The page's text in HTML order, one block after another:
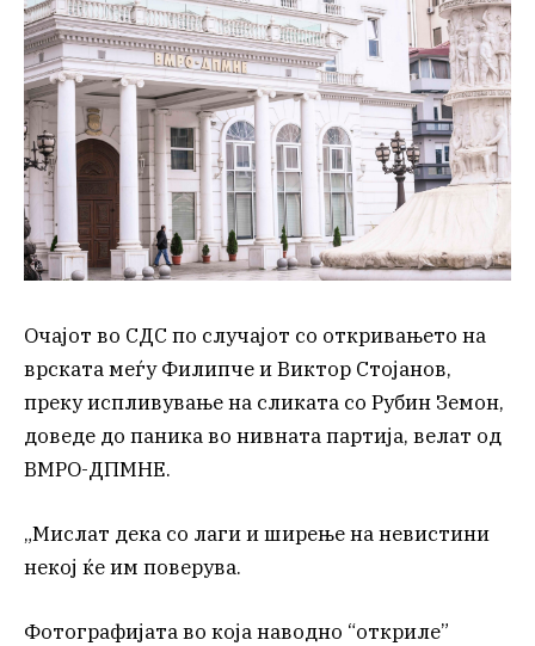
Очајот во СДС по случајот со откривањето на
врската меѓу Филипче и Виктор Стојанов,
преку испливување на сликата со Рубин Земон,
доведе до паника во нивната партија, велат од
ВМРО-ДПМНЕ.
„Мислат дека со лаги и ширење на невистини
некој ќе им поверува.
Фотографијата во која наводно “откриле”